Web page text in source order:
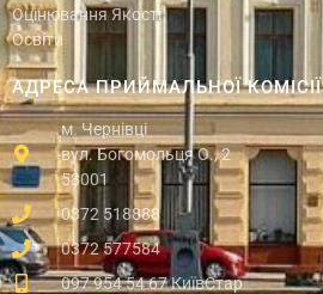
АДРЕСА ПРИЙМАЛЬНОЇ КОМІСІЇ
м. Чернівці
вул. Богомольця О., 2
58001
0372 518888
0372 577584
097 954 54 67 КиївСтар
Оцінювання Якості
Освіти